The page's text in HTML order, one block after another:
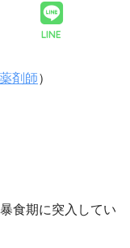
LINE
剤師）
食期に突入してい